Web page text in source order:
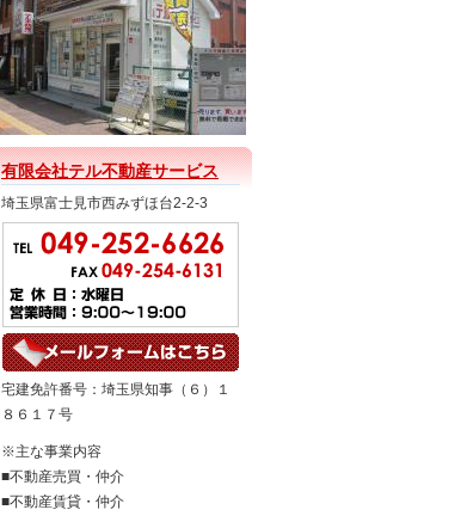
有限会社テル不動産サービス
埼玉県富士見市西みずほ台2-2-3
宅建免許番号：埼玉県知事（６）１
８６１７号
※主な事業内容
■不動産売買・仲介
■不動産賃貸・仲介